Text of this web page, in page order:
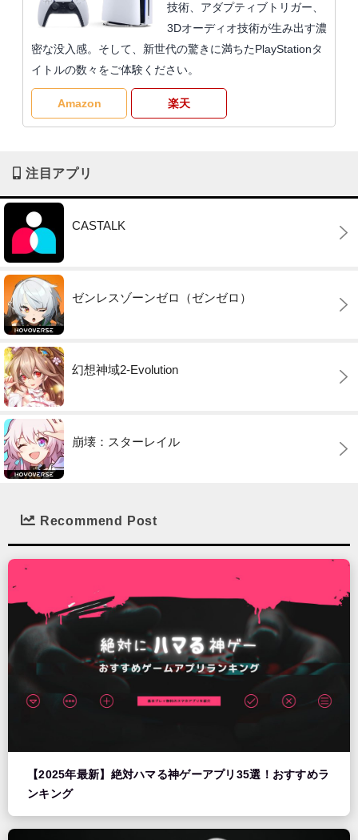
技術、アダプティブトリガー、
3Dオーディオ技術が生み出す濃
密な没入感。そして、新世代の驚きに満ちたPlayStationタ
イトルの数々をご体験ください。
Amazon 楽天
注目アプリ
CASTALK
ゼンレスゾーンゼロ（ゼンゼロ）
幻想神域2-Evolution
崩壊：スターレイル
Recommend Post
【2025年最新】絶対ハマる神ゲーアプリ35選！おすすめラ
ンキング